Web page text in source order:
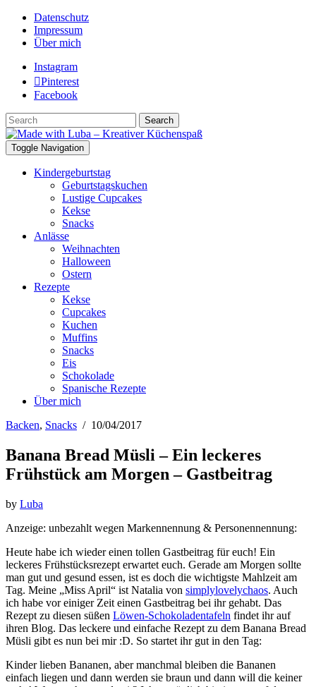
Datenschutz
Impressum
Über mich
Instagram
Pinterest
Facebook
Search
Toggle Navigation
Kindergeburtstag
Geburtstagskuchen
Lustige Cupcakes
Kekse
Snacks
Anlässe
Weihnachten
Halloween
Ostern
Rezepte
Kekse
Cupcakes
Kuchen
Muffins
Snacks
Eis
Schokolade
Spanische Rezepte
Über mich
Backen, Snacks / 10/04/2017
Banana Bread Müsli – Ein leckeres
Frühstück am Morgen – Gastbeitrag
by Luba
Anzeige: unbezahlt wegen Markennennung & Personennennung:
Heute habe ich wieder einen tollen Gastbeitrag für euch! Ein
leckeres Frühstücksrezept erwartet euch. Gerade am Morgen sollte
man gut und gesund essen, ist es doch die wichtigste Mahlzeit am
Tag. Meine „Miss April“ ist Natalia von simplylovelychaos. Auch
ich habe vor einiger Zeit einen Gastbeitrag bei ihr gehabt. Das
Rezept zu diesen süßen Löwen-Schokoladentafeln findet ihr auf
ihren Blog. Das leckere und einfache Rezept zu dem Banana Bread
Müsli gibt es nun bei mir :D. So startet ihr gut in den Tag:
Kinder lieben Bananen, aber manchmal bleiben die Bananen
einfach liegen und dann werden sie braun und dann will die keiner